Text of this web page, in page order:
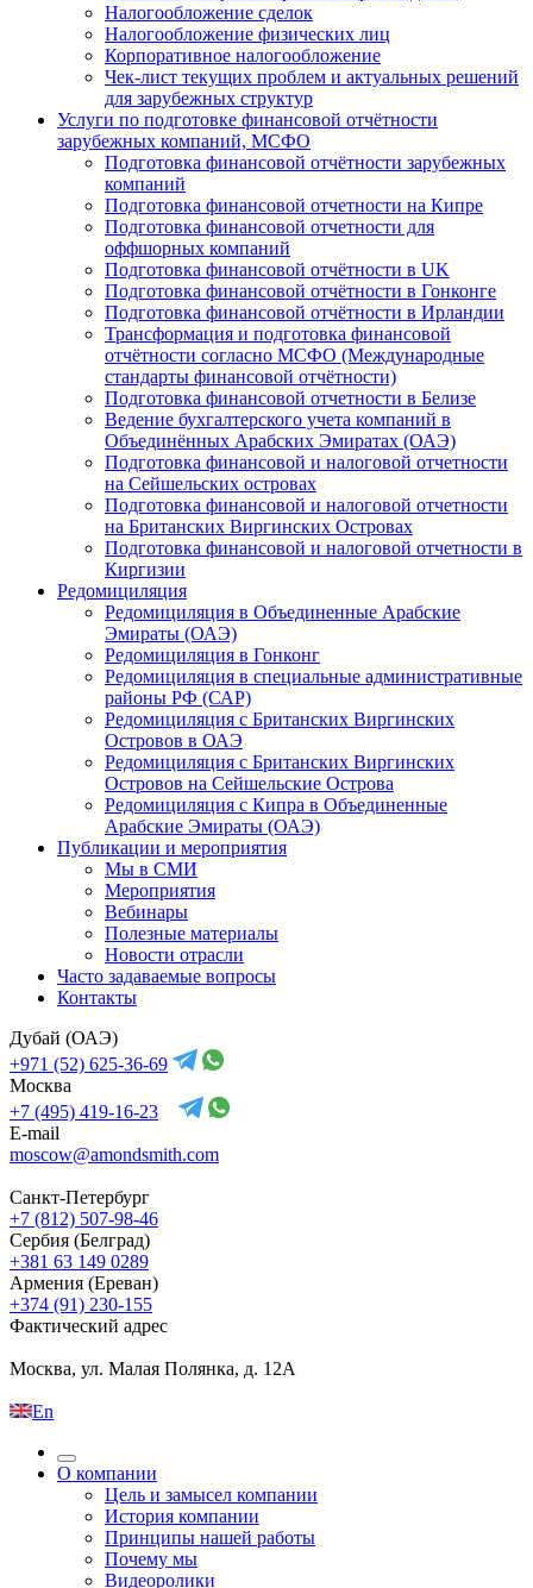
Налогообложение сделок
Налогообложение физических лиц
Корпоративное налогообложение
Чек-лист текущих проблем и актуальных решений
для зарубежных структур
Услуги по подготовке финансовой отчётности
зарубежных компаний, МСФО
Подготовка финансовой отчётности зарубежных
компаний
Подготовка финансовой отчетности на Кипре
Подготовка финансовой отчетности для
оффшорных компаний
Подготовка финансовой отчётности в UK
Подготовка финансовой отчётности в Гонконге
Подготовка финансовой отчётности в Ирландии
Трансформация и подготовка финансовой
отчётности согласно МСФО (Международные
стандарты финансовой отчётности)
Подготовка финансовой отчетности в Белизе
Ведение бухгалтерского учета компаний в
Объединённых Арабских Эмиратах (ОАЭ)
Подготовка финансовой и налоговой отчетности
на Сейшельских островах
Подготовка финансовой и налоговой отчетности
на Британских Виргинских Островах
Подготовка финансовой и налоговой отчетности в
Киргизии
Редомициляция
Редомициляция в Объединенные Арабские
Эмираты (ОАЭ)
Редомициляция в Гонконг
Редомициляция в специальные административные
районы РФ (САР)
Редомициляция с Британских Виргинских
Островов в ОАЭ
Редомициляция с Британских Виргинских
Островов на Сейшельские Острова
Редомициляция с Кипра в Объединенные
Арабские Эмираты (ОАЭ)
Публикации и мероприятия
Мы в СМИ
Мероприятия
Вебинары
Полезные материалы
Новости отрасли
Часто задаваемые вопросы
Контакты
Дубай (ОАЭ)
+971 (52) 625-36-69
Москва
+7 (495) 419-16-23
E-mail
moscow@amondsmith.com
Санкт-Петербург
+7 (812) 507-98-46
Сербия (Белград)
+381 63 149 0289
Армения (Ереван)
+374 (91) 230-155
Фактический адрес
Москва, ул. Малая Полянка, д. 12А
En
О компании
Цель и замысел компании
История компании
Принципы нашей работы
Почему мы
Видеоролики